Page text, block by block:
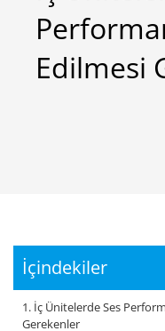
Edilmesi
İçindekiler
1. İç Ünitelerde Ses
Gerekenler